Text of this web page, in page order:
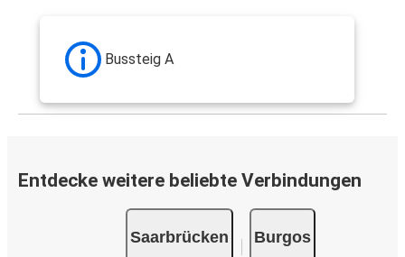
Bussteig A
Entdecke weitere beliebte Verbindungen
Saarbrücken Burgos